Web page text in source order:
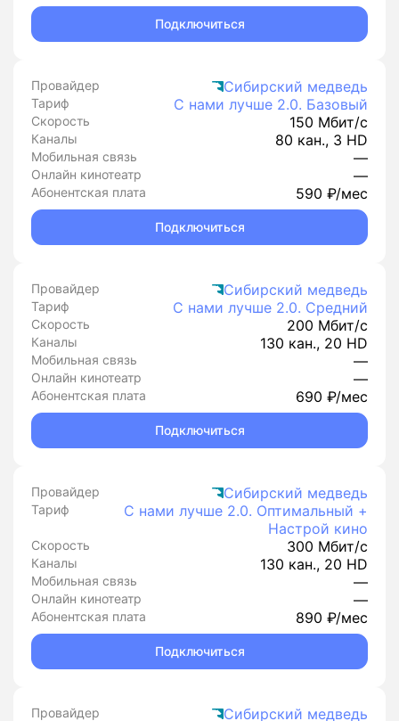
Подключиться
Провайдер Сибирский медведь
Тариф С нами лучше 2.0. Базовый
Скорость 150 Мбит/с
Каналы 80 кан., 3 HD
Мобильная связь —
Онлайн кинотеатр —
Абонентская плата 590 ₽/мес
Подключиться
Провайдер Сибирский медведь
Тариф С нами лучше 2.0. Средний
Скорость 200 Мбит/с
Каналы 130 кан., 20 HD
Мобильная связь —
Онлайн кинотеатр —
Абонентская плата 690 ₽/мес
Подключиться
Провайдер Сибирский медведь
Тариф
С нами лучше 2.0. Оптимальный +
Настрой кино
Скорость 300 Мбит/с
Каналы 130 кан., 20 HD
Мобильная связь —
Онлайн кинотеатр —
Абонентская плата 890 ₽/мес
Подключиться
Провайдер Сибирский медведь